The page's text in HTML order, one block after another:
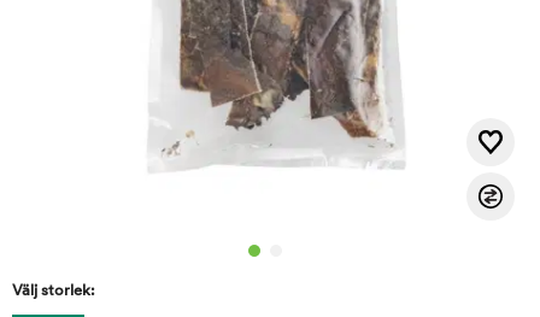
Välj storlek: